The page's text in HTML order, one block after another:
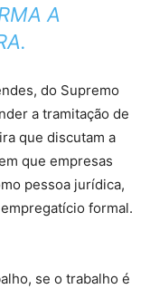
A
do Supremo
a tramitação de
que discutam a
que empresas
pessoa jurídica,
formal.
se o trabalho é